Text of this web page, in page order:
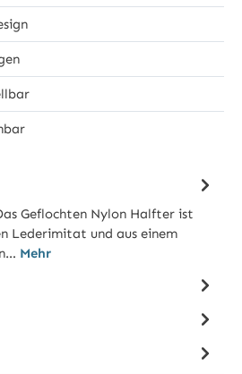
Geflochten Nylon Halfter ist
Lederimitat und aus einem
Mehr